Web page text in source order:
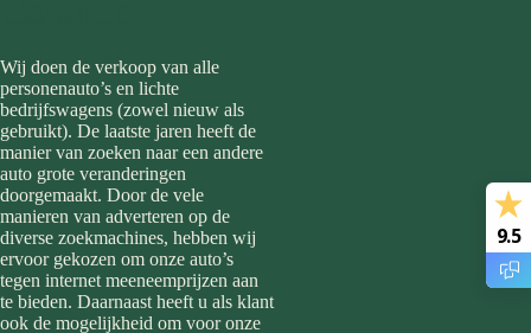
Wij doen de verkoop van alle
personenauto’s en lichte
bedrijfswagens (zowel nieuw als
gebruikt). De laatste jaren heeft de
manier van zoeken naar een andere
auto grote veranderingen
doorgemaakt. Door de vele
manieren van adverteren op de
diverse zoekmachines, hebben wij
ervoor gekozen om onze auto’s
tegen internet meeneemprijzen aan
te bieden. Daarnaast heeft u als klant
ook de mogelijkheid om voor onze
9.5